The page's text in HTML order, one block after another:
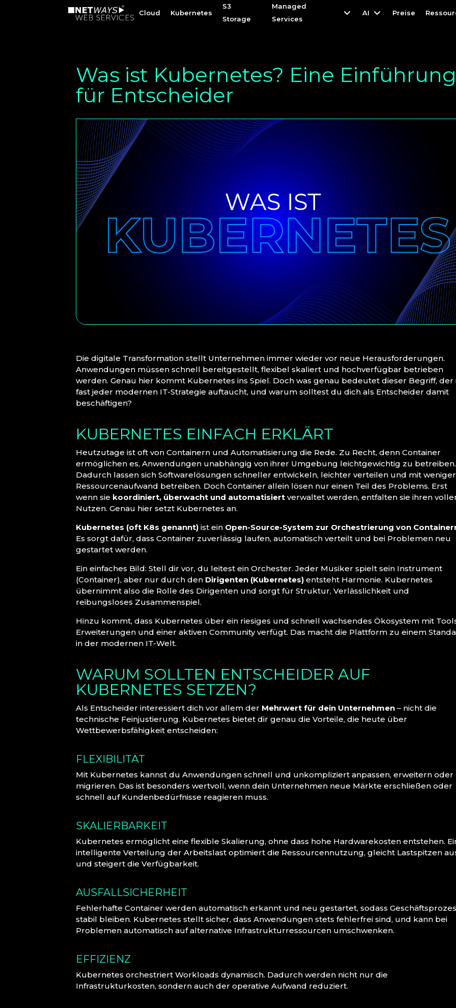
Cloud Kubernetes
S3
Storage
Managed
Services
AI Preise
Cloud Kubernetes
S3
Storage
Managed
Services
AI Preise
Was ist Kubernetes? Eine
für Entscheider
Die digitale Transformation stellt Unternehmen immer wieder vor neue Herausforderungen.
Anwendungen müssen schnell bereitgestellt, flexibel skaliert und hochverfügbar betrieben
werden. Genau hier kommt Kubernetes ins Spiel. Doch was genau bedeutet dieser Begriff, der
fast jeder modernen IT-Strategie auftaucht, und warum solltest du dich als Entscheider damit
beschäftigen?
KUBERNETES EINFACH ERKLÄRT
Heutzutage ist oft von Containern und Automatisierung die Rede. Zu Recht, denn Container
ermöglichen es, Anwendungen unabhängig von ihrer Umgebung leichtgewichtig zu betreiben.
Dadurch lassen sich Softwarelösungen schneller entwickeln, leichter verteilen und mit weniger
Ressourcenaufwand betreiben. Doch Container allein lösen nur einen Teil des Problems. Erst
wenn sie koordiniert, überwacht und automatisiert verwaltet werden, entfalten sie ihren
Nutzen. Genau hier setzt Kubernetes an.
Kubernetes (oft K8s genannt) ist ein Open-Source-System zur Orchestrierung von
Es sorgt dafür, dass Container zuverlässig laufen, automatisch verteilt und bei Problemen neu
gestartet werden.
Ein einfaches Bild: Stell dir vor, du leitest ein Orchester. Jeder Musiker spielt sein Instrument
(Container), aber nur durch den Dirigenten (Kubernetes) entsteht Harmonie. Kubernetes
übernimmt also die Rolle des Dirigenten und sorgt für Struktur, Verlässlichkeit und
reibungsloses Zusammenspiel.
Hinzu kommt, dass Kubernetes über ein riesiges und schnell wachsendes Ökosystem mit
Erweiterungen und einer aktiven Community verfügt. Das macht die Plattform zu einem
in der modernen IT-Welt.
WARUM SOLLTEN ENTSCHEIDER AUF
KUBERNETES SETZEN?
Als Entscheider interessiert dich vor allem der Mehrwert für dein Unternehmen – nicht die
technische Feinjustierung. Kubernetes bietet dir genau die Vorteile, die heute über
Wettbewerbsfähigkeit entscheiden:
FLEXIBILITÄT
Mit Kubernetes kannst du Anwendungen schnell und unkompliziert anpassen, erweitern oder
migrieren. Das ist besonders wertvoll, wenn dein Unternehmen neue Märkte erschließen oder
schnell auf Kundenbedürfnisse reagieren muss.
SKALIERBARKEIT
Kubernetes ermöglicht eine flexible Skalierung, ohne dass hohe Hardwarekosten entstehen.
intelligente Verteilung der Arbeitslast optimiert die Ressourcennutzung, gleicht Lastspitzen
und steigert die Verfügbarkeit.
AUSFALLSICHERHEIT
Fehlerhafte Container werden automatisch erkannt und neu gestartet, sodass
stabil bleiben. Kubernetes stellt sicher, dass Anwendungen stets fehlerfrei sind, und kann bei
Problemen automatisch auf alternative Infrastrukturressourcen umschwenken.
EFFIZIENZ
Kubernetes orchestriert Workloads dynamisch. Dadurch werden nicht nur die
Infrastrukturkosten, sondern auch der operative Aufwand reduziert.